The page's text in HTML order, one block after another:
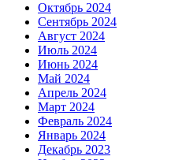
Октябрь 2024
Сентябрь 2024
Август 2024
Июль 2024
Июнь 2024
Май 2024
Апрель 2024
Март 2024
Февраль 2024
Январь 2024
Декабрь 2023